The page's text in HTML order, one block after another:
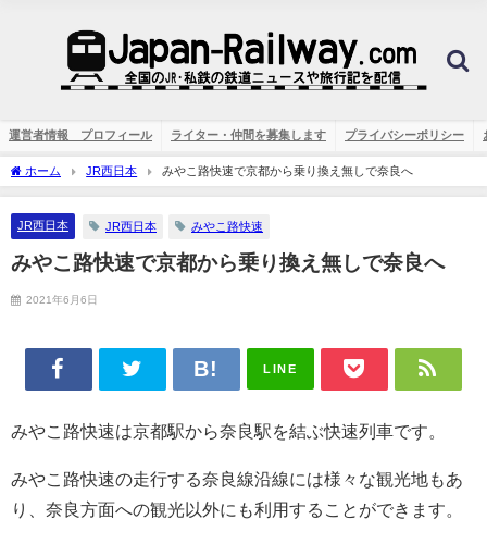
運営者情報 プロフィール ライター・仲間を募集します プライバシーポリシー
ホーム JR西日本 みやこ路快速で京都から乗り換え無しで奈良へ
JR西日本 JR西日本 みやこ路快速
みやこ路快速で京都から乗り換え無しで奈良へ
2021年6月6日
LINE
みやこ路快速は京都駅から奈良駅を結ぶ快速列車です。
みやこ路快速の走行する奈良線沿線には様々な観光地もあ
り、奈良方面への観光以外にも利用することができます。